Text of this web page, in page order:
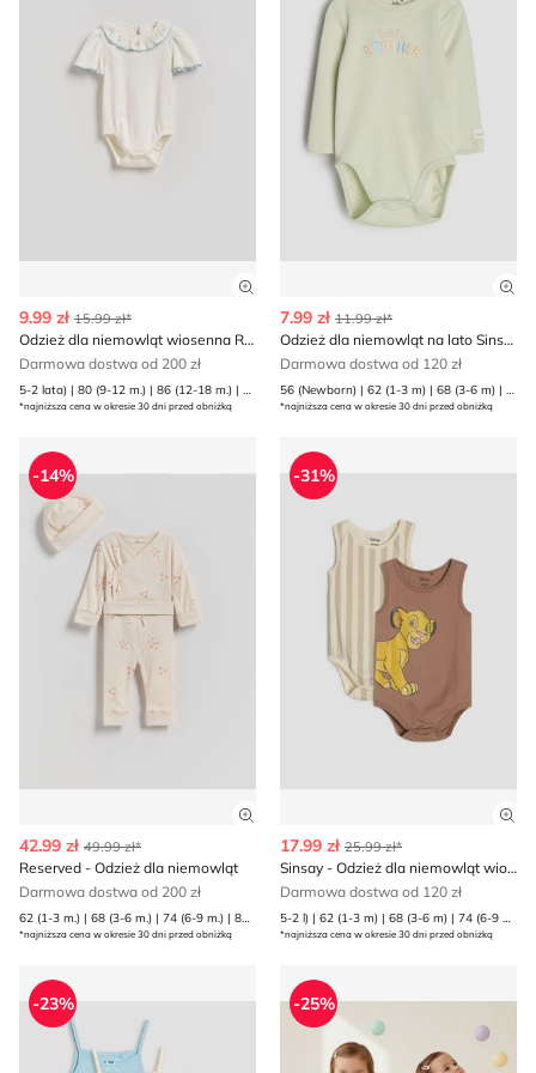
Zobacz szczegóły produktu
9.99 zł 15.99 zł*
Odzież dla niemowląt wiosenna Reserved
Darmowa dostwa od 200 zł
5-2 lata) | 80 (9-12 m.) | 86 (12-18 m.) | 92 (1
*najniższa cena w okresie 30 dni przed obniżką
7.99 zł 11.99 zł*
Odzież dla niemowląt na lato Sinsay
Darmowa dostwa od 120 zł
56 (Newborn) | 62 (1-3 m) | 68 (3-6 m) | 74 (6-9 m) | 80 (9-12 m)
*najniższa cena w okresie 30 dni przed obniżką
Reserved - Odzież dla niemowląt
-14%
Zobacz szczegóły produktu
42.99 zł 49.99 zł*
Reserved - Odzież dla niemowląt
Darmowa dostwa od 200 zł
62 (1-3 m.) | 68 (3-6 m.) | 74 (6-9 m.) | 80 (9-12 m.)
*najniższa cena w okresie 30 dni przed obniżką
Sinsay - Odzież dla
-31%
17.99 zł 25.99 zł*
Sinsay - Odzież dla niemowląt wiosenna
Darmowa dostwa od 120 zł
5-2 l) | 62 (1-3 m) | 68 (3-6 m) | 74 (6-9 m) | 80 (9-12 m) | 86 (12-18 m) | 92 (1 | 98 (2-3 l)
*najniższa cena w okresie 30 dni przed obniżką
Odzież dla niemowląt na lato Sinsay
-23%
Odzież dla niemowląt Sinsay
-25%